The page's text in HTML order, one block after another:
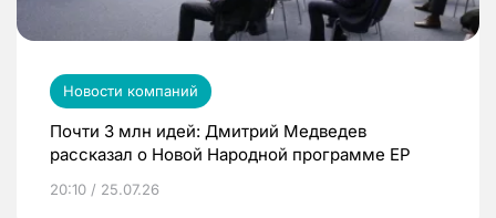
Новости компаний
Почти 3 млн идей: Дмитрий Медведев
рассказал о Новой Народной программе ЕР
20:10 / 25.07.26